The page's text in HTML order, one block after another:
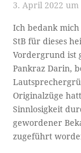
3. April 2022 um
Ich bedank
StB für dieses
Vordergrund ist
Pankraz Darin,
Originalzüge
Sinnlosigkeit
gewordener
zugeführt